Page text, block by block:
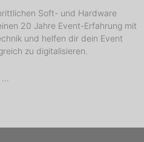
Soft- und Hardware
20 Jahre Event-Erfahrung mit
und helfen dir dein Event
zu digitalisieren.